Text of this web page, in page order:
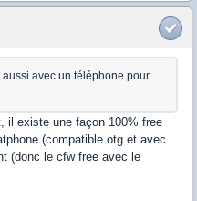
avec un téléphone pour
il existe une façon 100% free
(compatible otg et avec
(donc le cfw free avec le